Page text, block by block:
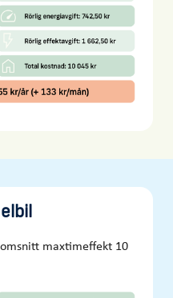
maxtimeffekt 10